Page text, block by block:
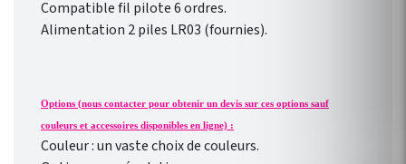
Compatible fil pilote 6 ordres.
Alimentation 2 piles LR03 (fournies).
Options (nous contacter pour obtenir un devis sur ces options sauf
couleurs et accessoires disponibles en ligne) :
Couleur : un vaste choix de couleurs.